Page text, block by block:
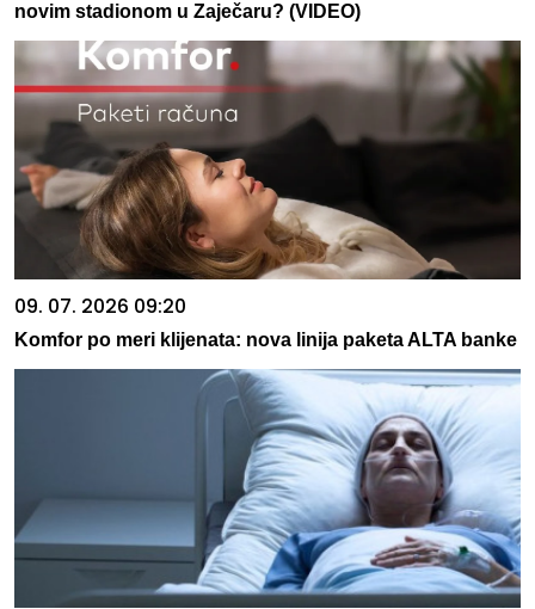
novim stadionom u Zaječaru? (VIDEO)
09. 07. 2026 09:20
Komfor po meri klijenata: nova linija paketa ALTA banke